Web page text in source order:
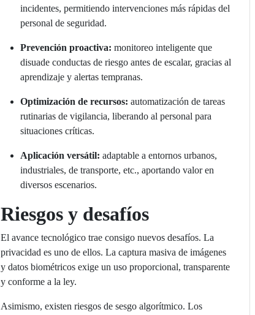
incidentes, permitiendo intervenciones más rápidas del
personal de seguridad.
Prevención proactiva: monitoreo inteligente que
disuade conductas de riesgo antes de escalar, gracias al
aprendizaje y alertas tempranas.
Optimización de recursos: automatización de tareas
rutinarias de vigilancia, liberando al personal para
situaciones críticas.
Aplicación versátil: adaptable a entornos urbanos,
industriales, de transporte, etc., aportando valor en
diversos escenarios.
Riesgos y desafíos
El avance tecnológico trae consigo nuevos desafíos. La
privacidad es uno de ellos. La captura masiva de imágenes
y datos biométricos exige un uso proporcional, transparente
y conforme a la ley.
Asimismo, existen riesgos de sesgo algorítmico. Los